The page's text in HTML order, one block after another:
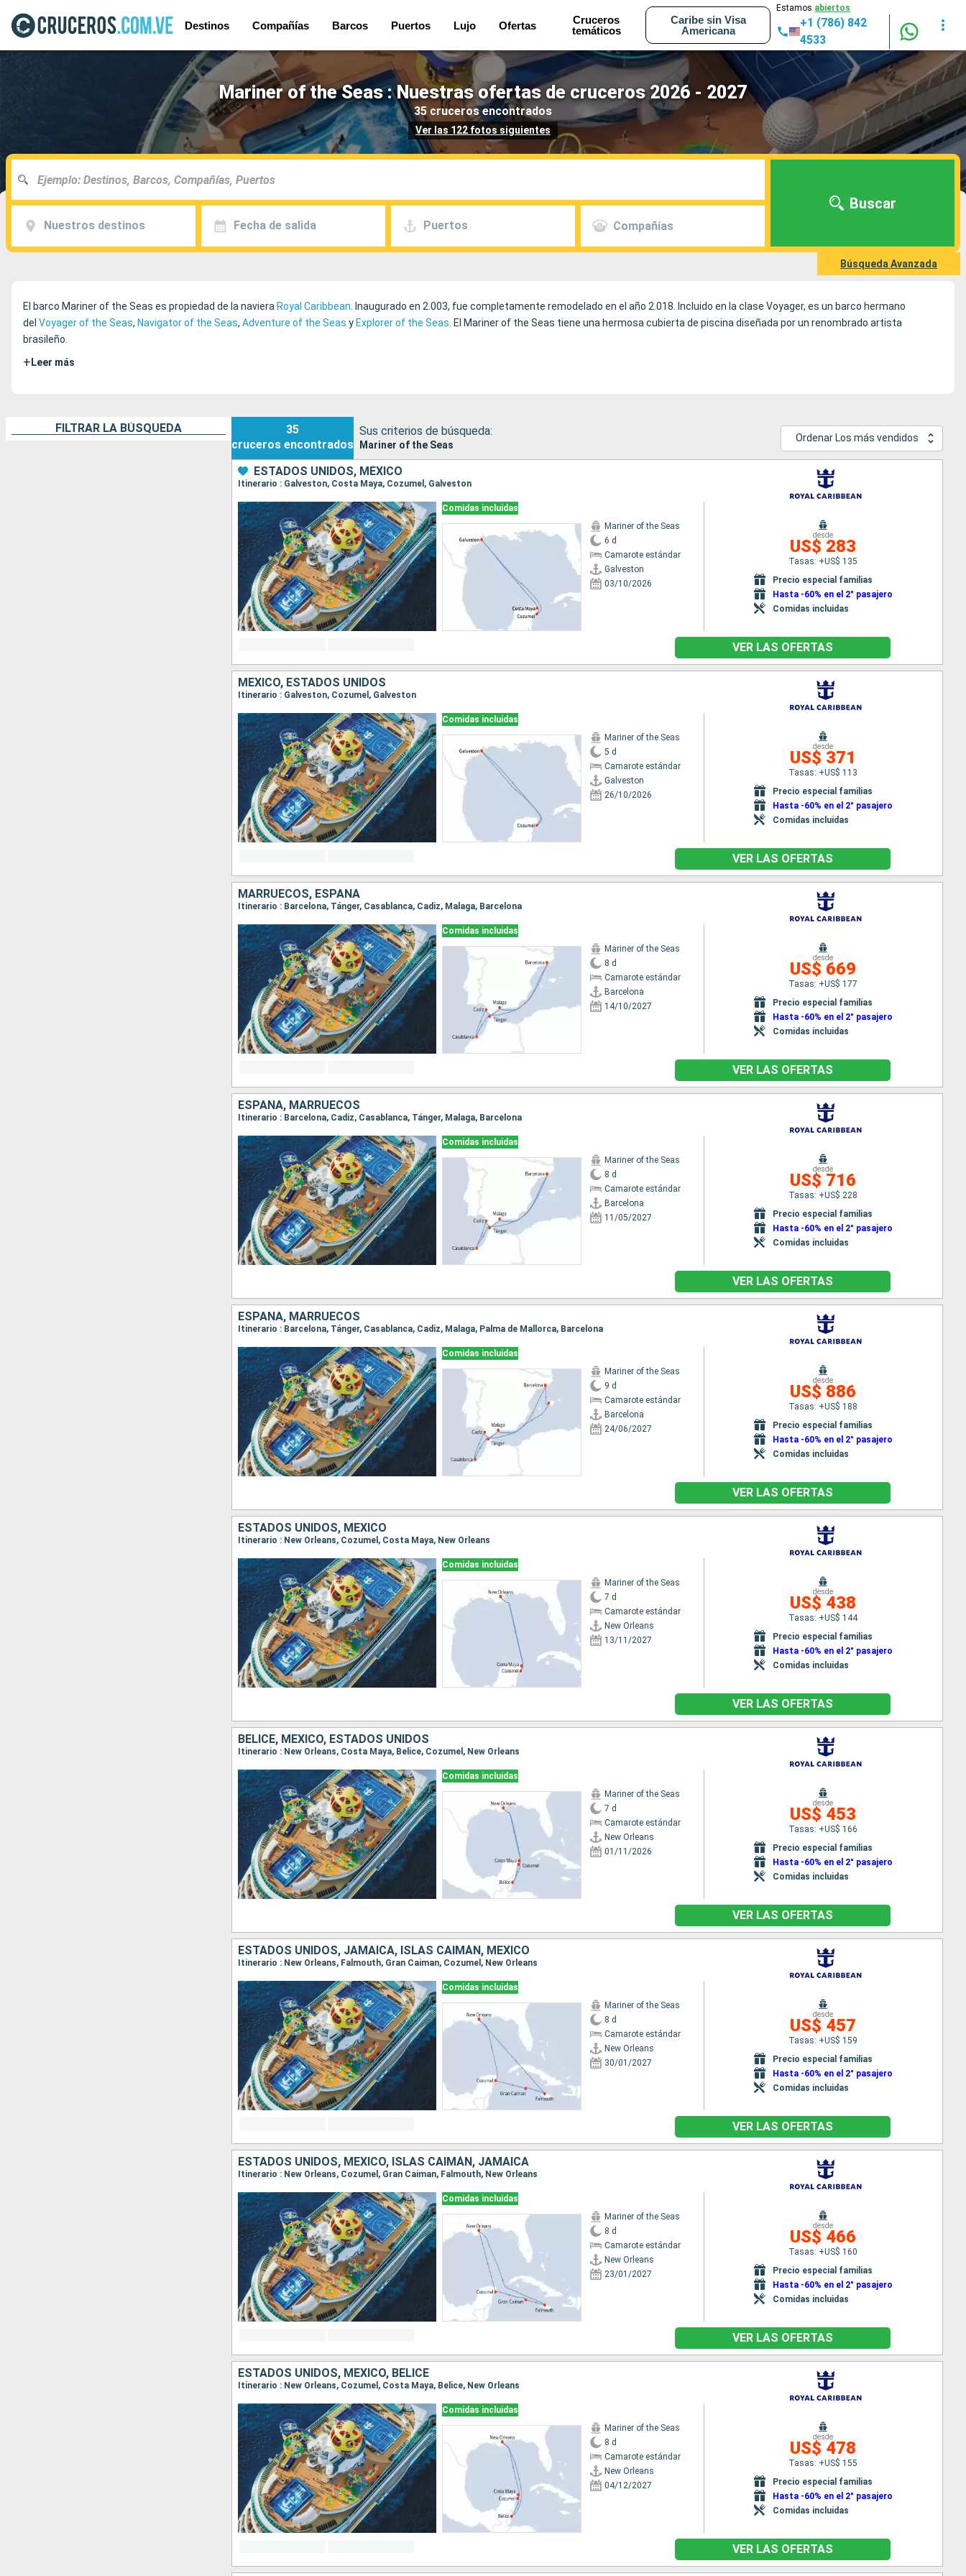
Destinos Compañías Barcos Puertos Lujo Ofertas
Cruceros
temáticos
Caribe sin Visa
Americana
Estamos abiertos
+1 (786) 842
4533
Mariner of the Seas : Nuestras ofertas de cruceros 2026 - 2027
35 cruceros encontrados
Ver las 122 fotos siguientes
Nuestros destinos Fecha de salida Puertos Compañías
Buscar
Búsqueda Avanzada
El barco Mariner of the Seas es propiedad de la naviera Royal Caribbean . Inaugurado en 2.003, fue completamente remodelado en el año 2.018. Incluido en la clase Voyager, es un barco hermano
del Voyager of the Seas, Navigator of the Seas, Adventure of the Seas y Explorer of the Seas . El Mariner of the Seas tiene una hermosa cubierta de piscina diseñada por un renombrado artista
brasileño.
+ Leer más
FILTRAR LA BÚSQUEDA
35
cruceros encontrados
Sus criterios de búsqueda:
Mariner of the Seas
Ordenar Los más vendidos
ESTADOS UNIDOS, MÉXICO
Itinerario : Galveston, Costa Maya, Cozumel, Galveston
Comidas incluidas
Mariner of the Seas
6 d
Camarote estándar
Galveston
03/10/2026
desde
US$ 283
Tasas: +US$ 135
Precio especial familias
Hasta -60% en el 2° pasajero
Comidas incluidas
VER LAS OFERTAS
MÉXICO, ESTADOS UNIDOS
Itinerario : Galveston, Cozumel, Galveston
Comidas incluidas
Mariner of the Seas
5 d
Camarote estándar
Galveston
26/10/2026
desde
US$ 371
Tasas: +US$ 113
Precio especial familias
Hasta -60% en el 2° pasajero
Comidas incluidas
VER LAS OFERTAS
MARRUECOS, ESPAÑA
Itinerario : Barcelona, Tánger, Casablanca, Cadiz, Malaga, Barcelona
Comidas incluidas
Mariner of the Seas
8 d
Camarote estándar
Barcelona
14/10/2027
desde
US$ 669
Tasas: +US$ 177
Precio especial familias
Hasta -60% en el 2° pasajero
Comidas incluidas
VER LAS OFERTAS
ESPAÑA, MARRUECOS
Itinerario : Barcelona, Cadiz, Casablanca, Tánger, Malaga, Barcelona
Comidas incluidas
Mariner of the Seas
8 d
Camarote estándar
Barcelona
11/05/2027
desde
US$ 716
Tasas: +US$ 228
Precio especial familias
Hasta -60% en el 2° pasajero
Comidas incluidas
VER LAS OFERTAS
ESPAÑA, MARRUECOS
Itinerario : Barcelona, Tánger, Casablanca, Cadiz, Malaga, Palma de Mallorca, Barcelona
Comidas incluidas
Mariner of the Seas
9 d
Camarote estándar
Barcelona
24/06/2027
desde
US$ 886
Tasas: +US$ 188
Precio especial familias
Hasta -60% en el 2° pasajero
Comidas incluidas
VER LAS OFERTAS
ESTADOS UNIDOS, MÉXICO
Itinerario : New Orleans, Cozumel, Costa Maya, New Orleans
Comidas incluidas
Mariner of the Seas
7 d
Camarote estándar
New Orleans
13/11/2027
desde
US$ 438
Tasas: +US$ 144
Precio especial familias
Hasta -60% en el 2° pasajero
Comidas incluidas
VER LAS OFERTAS
BELICE, MÉXICO, ESTADOS UNIDOS
Itinerario : New Orleans, Costa Maya, Belice, Cozumel, New Orleans
Comidas incluidas
Mariner of the Seas
7 d
Camarote estándar
New Orleans
01/11/2026
desde
US$ 453
Tasas: +US$ 166
Precio especial familias
Hasta -60% en el 2° pasajero
Comidas incluidas
VER LAS OFERTAS
ESTADOS UNIDOS, JAMAICA, ISLAS CAIMÁN, MÉXICO
Itinerario : New Orleans, Falmouth, Gran Caiman, Cozumel, New Orleans
Comidas incluidas
Mariner of the Seas
8 d
Camarote estándar
New Orleans
30/01/2027
desde
US$ 457
Tasas: +US$ 159
Precio especial familias
Hasta -60% en el 2° pasajero
Comidas incluidas
VER LAS OFERTAS
ESTADOS UNIDOS, MÉXICO, ISLAS CAIMÁN, JAMAICA
Itinerario : New Orleans, Cozumel, Gran Caiman, Falmouth, New Orleans
Comidas incluidas
Mariner of the Seas
8 d
Camarote estándar
New Orleans
23/01/2027
desde
US$ 466
Tasas: +US$ 160
Precio especial familias
Hasta -60% en el 2° pasajero
Comidas incluidas
VER LAS OFERTAS
ESTADOS UNIDOS, MÉXICO, BELICE
Itinerario : New Orleans, Cozumel, Costa Maya, Belice, New Orleans
Comidas incluidas
Mariner of the Seas
8 d
Camarote estándar
New Orleans
04/12/2027
desde
US$ 478
Tasas: +US$ 155
Precio especial familias
Hasta -60% en el 2° pasajero
Comidas incluidas
VER LAS OFERTAS